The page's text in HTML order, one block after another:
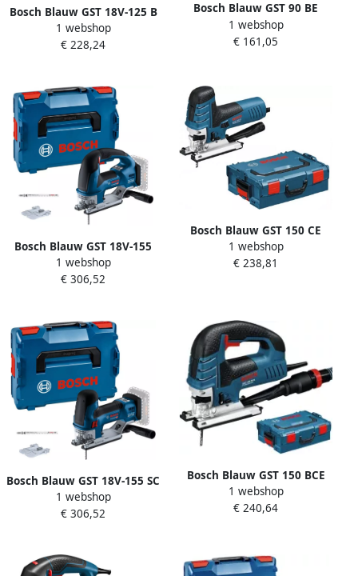
Bosch Blauw GST 18V-125 B
Accu Decoupeerzaag |
Zonder accu en lader | In L-
1 webshop
€ 228,24
Bosch Blauw GST 90 BE
decoupeerzaag | 650w | in
Koffer 060158F000
1 webshop
€ 161,05
Bosch Blauw GST 18V-155
BC Accu Decoupeerzaag |
Excl. accu&apos;s en lader |
1 webshop
€ 306,52
Bosch Blauw GST 150 CE
decoupeerzaag | 780w | in
L-Boxx | 0601512003
1 webshop
€ 238,81
Bosch Blauw GST 18V-155 SC
Accu Decoupeerzaag | Excl.
accu&apos;s en lader | L-
1 webshop
€ 306,52
Bosch Blauw GST 150 BCE
decoupeerzaag | 780w | In
L-Boxx | 0601513003
1 webshop
€ 240,64